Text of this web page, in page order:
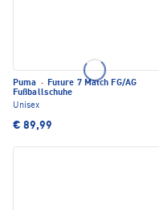
Puma · Future 7 Match FG/AG
Fußballschuhe
Unisex
€ 89,99